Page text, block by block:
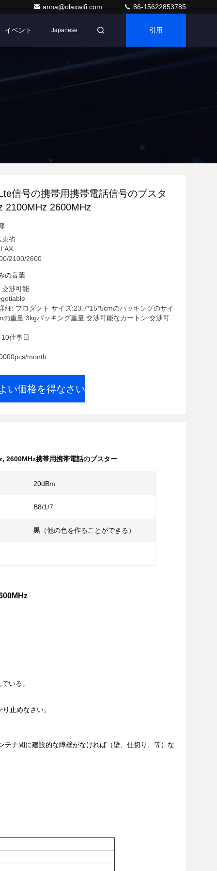
anna@olaxwifi.com 86-15622853785
イベント Japanese 引用
信号の携帯用携帯電話信号のブスタ
2100MHz 2600MHz
東省
2100/2600
の言葉
交渉可能
細: プロダクト サイズ:23.7*15*5cmのパッキングのサイ
の重量:3kgパッキング重量:交渉可能なカートン:交渉可
仕事日
month
い価格を得なさい
, 2600MHz携帯用携帯電話のブスター
20dBm
B8/1/7
黒（他の色を作ることができる）
いる。
止めなさい。
ナ間に建設的な障壁がなければ（壁、仕切り、等）な